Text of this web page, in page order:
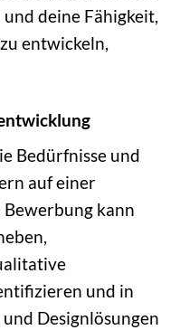
deine Fähigkeit,
entwickeln,
Bedürfnisse und
auf einer
kann
und in
Designlösungen